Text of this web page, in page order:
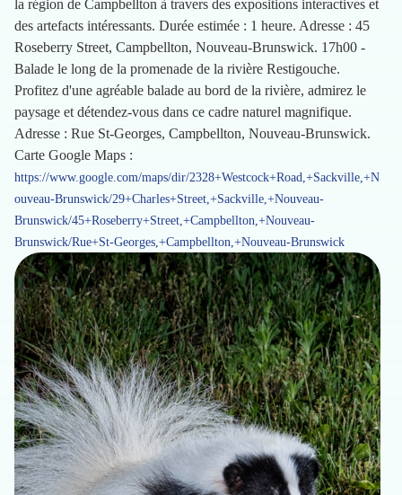
la région de Campbellton à travers des expositions interactives et
des artefacts intéressants. Durée estimée : 1 heure. Adresse : 45
Roseberry Street, Campbellton, Nouveau-Brunswick. 17h00 -
Balade le long de la promenade de la rivière Restigouche.
Profitez d'une agréable balade au bord de la rivière, admirez le
paysage et détendez-vous dans ce cadre naturel magnifique.
Adresse : Rue St-Georges, Campbellton, Nouveau-Brunswick.
Carte Google Maps :
https://www.google.com/maps/dir/2328+Westcock+Road,+Sackville,+N
ouveau-Brunswick/29+Charles+Street,+Sackville,+Nouveau-
Brunswick/45+Roseberry+Street,+Campbellton,+Nouveau-
Brunswick/Rue+St-Georges,+Campbellton,+Nouveau-Brunswick